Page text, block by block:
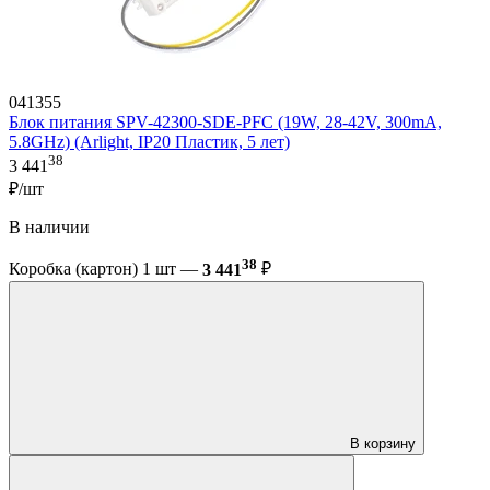
041355
Блок питания SPV-42300-SDE-PFC (19W, 28-42V, 300mA,
5.8GHz) (Arlight, IP20 Пластик, 5 лет)
3 44138
₽/шт
В наличии
Коробка (картон) 1 шт — 3 44138 ₽
В корзину